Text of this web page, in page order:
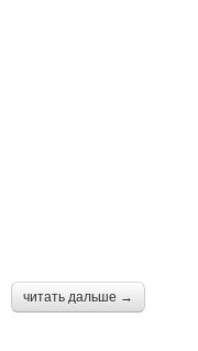
читать дальше →